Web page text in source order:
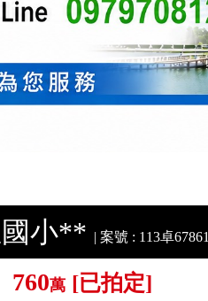
國小** | 案號 : 113卓67861
760萬 [已拍定]